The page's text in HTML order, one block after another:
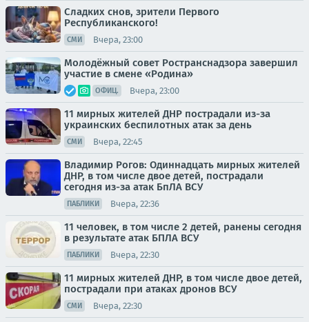
Сладких снов, зрители Первого
Республиканского!
СМИ Вчера, 23:00
Молодёжный совет Ространснадзора завершил
участие в смене «Родина»
ОФИЦ. Вчера, 23:00
11 мирных жителей ДНР пострадали из-за
украинских беспилотных атак за день
СМИ Вчера, 22:45
Владимир Рогов: Одиннадцать мирных жителей
ДНР, в том числе двое детей, пострадали
сегодня из-за атак БпЛА ВСУ
ПАБЛИКИ Вчера, 22:36
11 человек, в том числе 2 детей, ранены сегодня
в результате атак БПЛА ВСУ
ПАБЛИКИ Вчера, 22:30
11 мирных жителей ДНР, в том числе двое детей,
пострадали при атаках дронов ВСУ
СМИ Вчера, 22:30